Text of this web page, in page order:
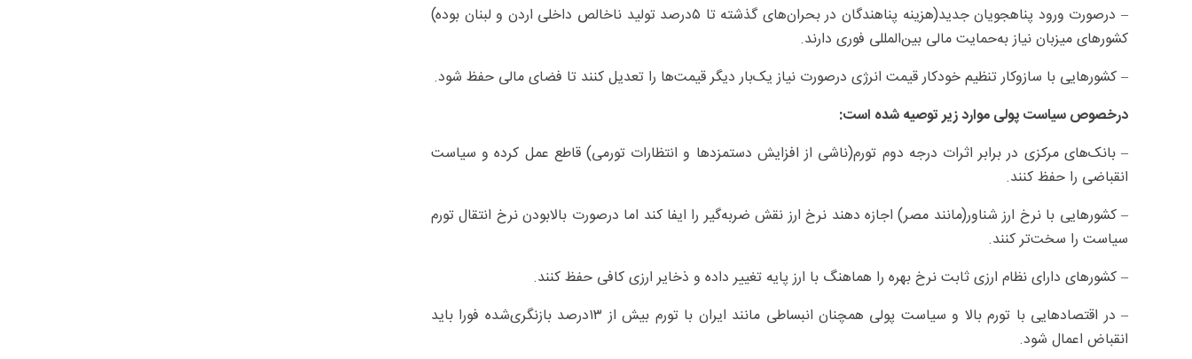
– درصورت ورود پناهجویان جدید(هزینه پناهندگان در بحران‌های گذشته تا ۵‌درصد تولید ناخالص داخلی اردن و لبنان بوده)
کشورهای میزبان نیاز به‌حمایت مالی بین‌المللی فوری دارند.
– کشورهایی با سازوکار تنظیم خودکار قیمت انرژی درصورت نیاز یک‌بار دیگر قیمت‌ها را تعدیل کنند تا فضای مالی حفظ شود.
درخصوص سیاست پولی موارد زیر توصیه شده است:
– بانک‌های مرکزی در برابر اثرات درجه دوم تورم(ناشی از افزایش دستمزدها و انتظارات تورمی) قاطع عمل کرده و سیاست
انقباضی را حفظ کنند.
– کشورهایی با نرخ ارز شناور(مانند مصر) اجازه دهند نرخ ارز نقش ضربه‌گیر را ایفا کند اما درصورت بالابودن نرخ انتقال تورم
سیاست را سخت‌تر کنند.
– کشورهای دارای نظام ارزی ثابت نرخ بهره را هماهنگ با ارز پایه تغییر داده و ذخایر ارزی کافی حفظ کنند.
– در اقتصادهایی با تورم بالا و سیاست پولی همچنان انبساطی مانند ایران با تورم بیش از ۱۳‌درصد بازنگری‌شده فورا باید
انقباض اعمال شود.